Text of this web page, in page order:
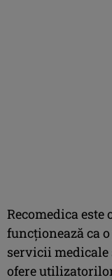
Recomedica
funcționează ca
servicii medicale
ofere